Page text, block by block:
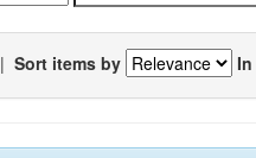
| Sort items by